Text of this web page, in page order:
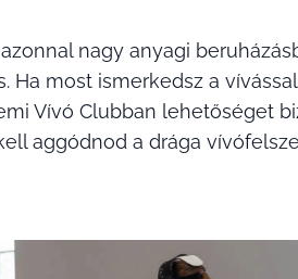
nagy anyagi
most ismerkedsz a
Vívó Clubban lehetőséget
aggódnod a drága